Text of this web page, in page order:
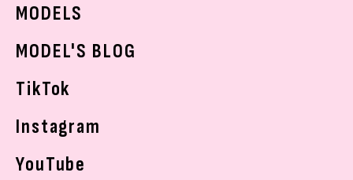
モデルの購入品
MODELS
MODEL'S BLOG
TikTok
Instagram
YouTube